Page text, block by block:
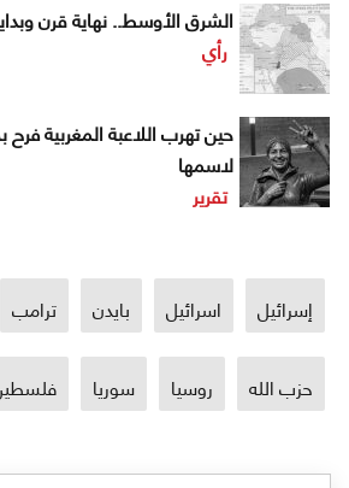
الشرق الأوسط.. نهاية قرن
رأي
حين تهرب اللاعبة المغربية
لاسمها
تقرير
إسرائيل اسرائيل بايدن ترامب
حزب الله روسيا سوريا